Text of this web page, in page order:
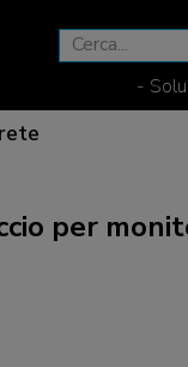
-
per